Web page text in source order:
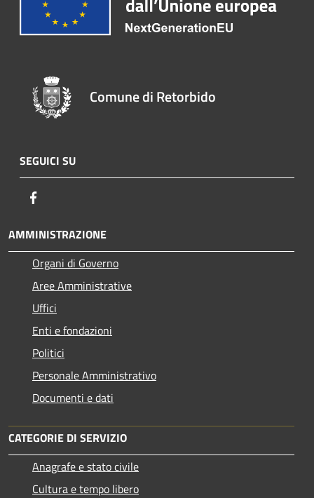
Comune di Retorbido
SEGUICI SU
AMMINISTRAZIONE
Organi di Governo
Aree Amministrative
Uffici
Enti e fondazioni
Politici
Personale Amministrativo
Documenti e dati
CATEGORIE DI SERVIZIO
Anagrafe e stato civile
Cultura e tempo libero